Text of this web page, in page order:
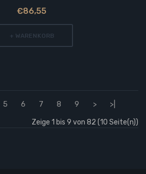
€86,55
+ WARENKORB
5 6 7 8 9 > >|
Zeige 1 bis 9 von 82 (10 Seite(n))